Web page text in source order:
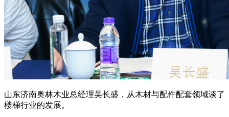
山东济南奥林木业总经理吴长盛，从木材与配件配套领域谈了
楼梯行业的发展。